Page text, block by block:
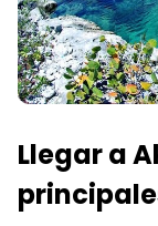
Llegar a